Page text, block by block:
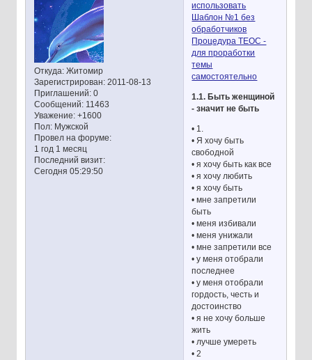
Откуда:Житомир
Зарегистрирован: 2011-08-13
Приглашений:0
Сообщений:11463
Уважение: +1600
Пол:Мужской
Провел на форуме:
1 год 1 месяц
Последний визит:
Сегодня 05:29:50
использовать
Шаблон №1 без
обработчиков
Процедура ТЕОС -
для проработки
темы
самостоятельно
1.1. Быть женщиной
- значит не быть
• 1.
• Я хочу быть
свободной
• я хочу быть как все
• я хочу любить
• я хочу быть
• мне запретили
быть
• меня избивали
• меня унижали
• мне запретили все
• у меня отобрали
последнее
• у меня отобрали
гордость, честь и
достоинство
• я не хочу больше
жить
• лучше умереть
• 2